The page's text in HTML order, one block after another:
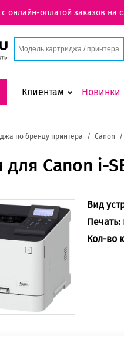
онлайн-оплатой заказов на
Клиентам Новинки
по бренду принтера Canon
Canon i-
Вид
Печать:
Кол-во